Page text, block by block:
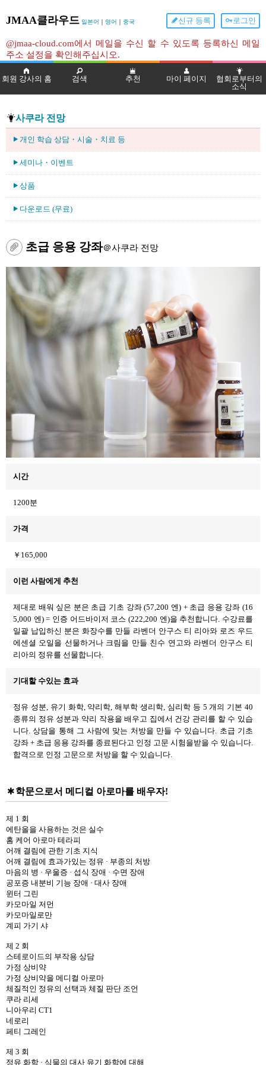
JMAA클라우드 일본어 ｜ 영어 ｜ 중국 로그인
신규 등록
@jmaa-cloud.com에서 메일을 수신 할 수 있도록 등록하신 메일
주소 설정을 확인해주십시오.
회원 강사의 홈 검색 추천 마이 페이지
협회로부터의
소식
사쿠라 전망
개인 학습 상담・시술・치료 등
세미나・이벤트
상품
다운로드 (무료)
초급 응용 강좌＠사쿠라 전망
시간
1200분
가격
￥165,000
이런 사람에게 추천
제대로 배워 싶은 분은 초급 기초 강좌 (57,200 엔) + 초급 응용 강좌 (16
5,000 엔) = 인증 어드바이저 코스 (222,200 엔)을 추천합니다. 수강료를
일괄 납입하신 분은 화장수를 만들 라벤더 안구스 티 리아와 로즈 우드
에센셜 오일을 선물하거나 크림을 만들 친수 연고와 라벤더 안구스 티
리아의 정유를 선물합니다.
기대할 수있는 효과
정유 성분, 유기 화학, 약리학, 해부학 생리학, 심리학 등 5 개의 기본 40
종류의 정유 성분과 약리 작용을 배우고 집에서 건강 관리를 할 수 있습
니다. 상담을 통해 그 사람에 맞는 처방을 만들 수 있습니다. 초급 기초
강좌 + 초급 응용 강좌를 종료된다고 인정 고문 시험을받을 수 있습니다.
합격으로 인정 고문으로 처방을 할 수 있습니다.
학문으로서 메디컬 아로마를 배우자!
제 1 회
에탄올을 사용하는 것은 실수
홈 케어 아로마 테라피
어깨 결림에 관한 기초 지식
어깨 결림에 효과가있는 정유 · 부종의 처방
마음의 병 · 우울증 · 섭식 장애 · 수면 장애
공포증 내분비 기능 장애 · 대사 장애
윈터 그린
카모마일 저먼
카모마일로만
계피 가기 샤
제 2 회
스테로이드의 부작용 상담
가정 상비약
가정 상비약을 메디컬 아로마
체질적인 정유의 선택과 체질 판단 조언
쿠라 리세
니아우리 CT1
네로리
페티 그레인
제 3 회
정유 화학 · 식물의 대사 유기 화학에 대해